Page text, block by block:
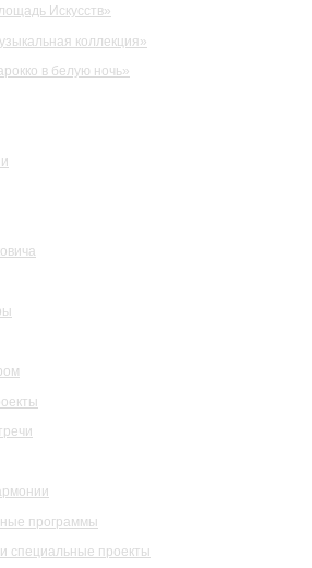
Искусств»
коллекция»
в белую ночь»
программы
специальные проекты